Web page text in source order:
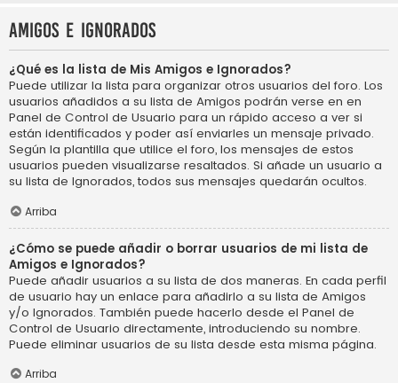
Amigos e Ignorados
¿Qué es la lista de Mis Amigos e Ignorados?
Puede utilizar la lista para organizar otros usuarios del foro. Los
usuarios añadidos a su lista de Amigos podrán verse en en
Panel de Control de Usuario para un rápido acceso a ver si
están identificados y poder así enviarles un mensaje privado.
Según la plantilla que utilice el foro, los mensajes de estos
usuarios pueden visualizarse resaltados. Si añade un usuario a
su lista de Ignorados, todos sus mensajes quedarán ocultos.
Arriba
¿Cómo se puede añadir o borrar usuarios de mi lista de
Amigos e Ignorados?
Puede añadir usuarios a su lista de dos maneras. En cada perfil
de usuario hay un enlace para añadirlo a su lista de Amigos
y/o Ignorados. También puede hacerlo desde el Panel de
Control de Usuario directamente, introduciendo su nombre.
Puede eliminar usuarios de su lista desde esta misma página.
Arriba